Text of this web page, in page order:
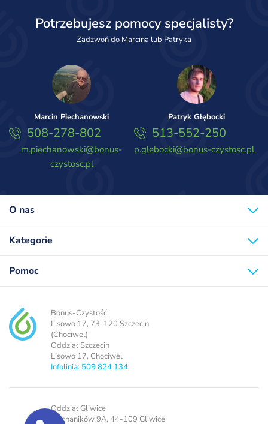
Potrzebujesz pomocy specjalisty?
Zadzwoń do Marcina lub Patryka
Marcin Piechanowski
508-278-802
m.piechanowski@bonus-
czystosc.pl
Patryk Głębocki
513-552-250
p.glebocki@bonus-czystosc.pl
O nas
Kategorie
Pomoc
Bonus-Czystość
Lisowo 17, 73-120 Szczecin
(Chociwel)
Oddział Szczecin
Lisowo 17, Chociwel
Infolinia: 509 824 134
Oddział Gliwice
Mechaników 9A, 44-109 Gliwice